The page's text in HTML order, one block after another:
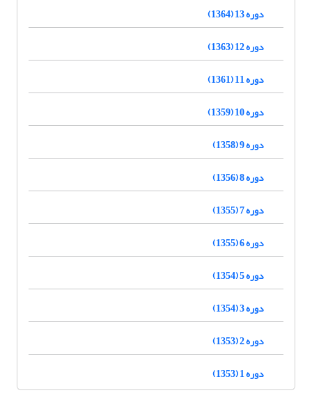
دوره 13 (1364)
دوره 12 (1363)
دوره 11 (1361)
دوره 10 (1359)
دوره 9 (1358)
دوره 8 (1356)
دوره 7 (1355)
دوره 6 (1355)
دوره 5 (1354)
دوره 3 (1354)
دوره 2 (1353)
دوره 1 (1353)